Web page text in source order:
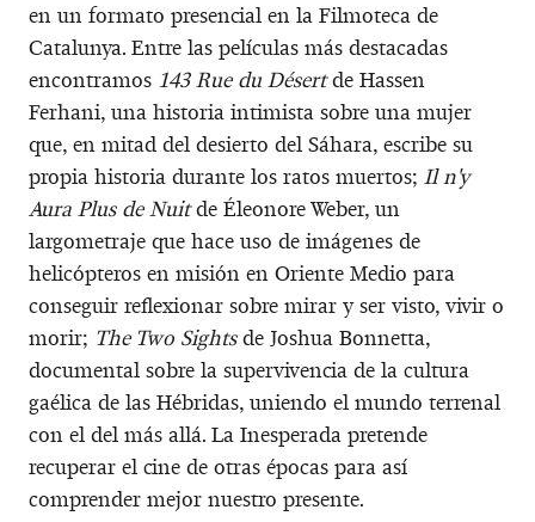
en un formato presencial en la Filmoteca de
Catalunya. Entre las películas más destacadas
encontramos 143 Rue du Désertde Hassen
Ferhani, una historia intimista sobre una mujer
que, en mitad del desierto del Sáhara, escribe su
propia historia durante los ratos muertos; Il n'y
Aura Plus de Nuitde Éleonore Weber, un
largometraje que hace uso de imágenes de
helicópteros en misión en Oriente Medio para
conseguir reflexionar sobre mirar y ser visto, vivir o
morir; The Two Sightsde Joshua Bonnetta,
documental sobre la supervivencia de la cultura
gaélica de las Hébridas, uniendo el mundo terrenal
con el del más allá. La Inesperada pretende
recuperar el cine de otras épocas para así
comprender mejor nuestro presente.